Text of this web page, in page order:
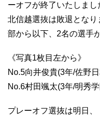
ーオフが終了いたしま
北信越選抜は敗退とな
部から以下、2名の選手
《写真1枚目左から》
No.5向井俊貴(3年/佐野
No.6村田颯太(3年/明秀
プレーオフ選抜は明日、